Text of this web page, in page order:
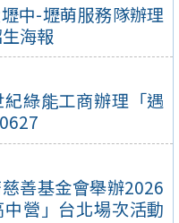
中-壢萌服務隊辦理
海報
紀綠能工商辦理「遇
善基金會舉辦2026
營」台北場次活動